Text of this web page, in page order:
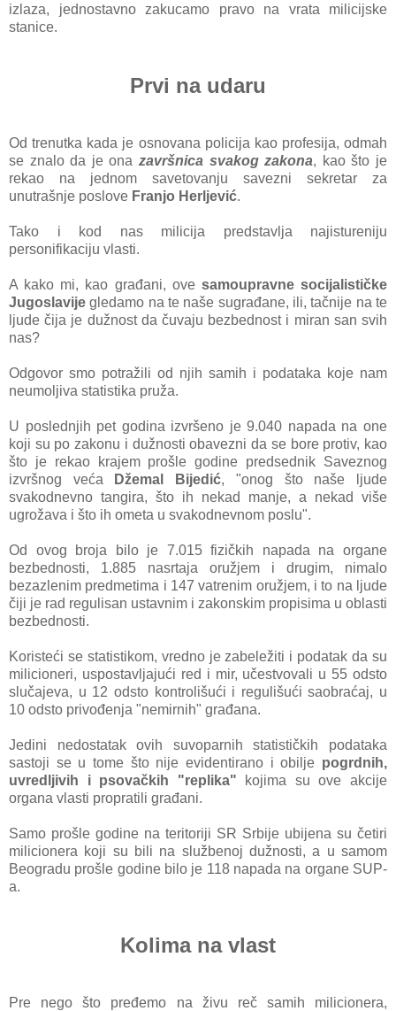
izlaza, jednostavno zakucamo pravo na vrata milicijske
stanice.
Prvi na udaru
Od trenutka kada je osnovana policija kao profesija, odmah
se znalo da je ona završnica svakog zakona, kao što je
rekao na jednom savetovanju savezni sekretar za
unutrašnje poslove Franjo Herljević.
Tako i kod nas milicija predstavlja najistureniju
personifikaciju vlasti.
A kako mi, kao građani, ove samoupravne socijalističke
Jugoslavije gledamo na te naše sugrađane, ili, tačnije na te
ljude čija je dužnost da čuvaju bezbednost i miran san svih
nas?
Odgovor smo potražili od njih samih i podataka koje nam
neumoljiva statistika pruža.
U poslednjih pet godina izvršeno je 9.040 napada na one
koji su po zakonu i dužnosti obavezni da se bore protiv, kao
što je rekao krajem prošle godine predsednik Saveznog
izvršnog veća
Džemal Bijedić, "onog što naše ljude
svakodnevno tangira, što ih nekad manje, a nekad više
ugrožava i što ih ometa u svakodnevnom poslu".
Od ovog broja bilo je 7.015 fizičkih napada na organe
bezbednosti, 1.885 nasrtaja oružjem i drugim, nimalo
bezazlenim predmetima i 147 vatrenim oružjem, i to na ljude
čiji je rad regulisan ustavnim i zakonskim propisima u oblasti
bezbednosti.
Koristeći se statistikom, vredno je zabeležiti i podatak da su
milicioneri, uspostavljajući red i mir, učestvovali u 55 odsto
slučajeva, u 12 odsto kontrolišući i regulišući saobraćaj, u
10 odsto privođenja "nemirnih" građana.
Jedini nedostatak ovih suvoparnih statističkih podataka
sastoji se u tome što nije evidentirano i obilje pogrdnih,
uvredljivih i psovačkih "replika" kojima su ove akcije
organa vlasti propratili građani.
Samo prošle godine na teritoriji SR Srbije ubijena su četiri
milicionera koji su bili na službenoj dužnosti, a u samom
Beogradu prošle godine bilo je 118 napada na organe SUP-
a.
Kolima na vlast
Pre nego što pređemo na živu reč samih milicionera,